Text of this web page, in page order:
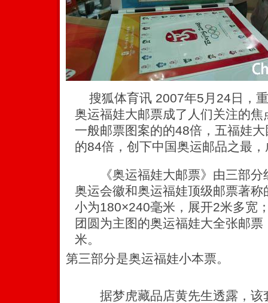
搜狐体育讯 2007年5月24日，
奥运福娃大邮票成了人们关注的
一般邮票图案的的48倍，五福娃
的84倍，创下中国奥运邮品之最
《奥运福娃大邮票》由三部分
奥运会徽和奥运福娃顶级邮票著
小为180×240毫米，展开2米多宽
团圆为主图的奥运福娃大全张邮
米。
第三部分是奥运福娃小本票。
据梦虎藏品店黄先生透露，该